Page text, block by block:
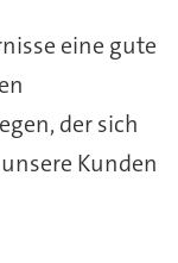
eine gute
der sich
Kunden